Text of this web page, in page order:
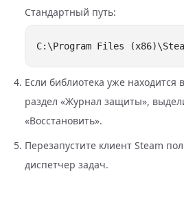
Стандартный путь:
Если библиотека уже находится
раздел «Журнал защиты»,
«Восстановить».
Перезапустите клиент Steam
диспетчер задач.